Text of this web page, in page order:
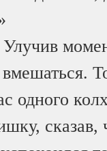
одного
сказав,